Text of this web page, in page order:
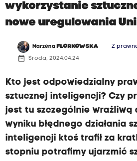
wykorzystanie
nowe uregulowania
Marzena FLORKOWSKA Z
date_range Środa, 2024.04.24
Kto jest odpowiedzialny
sztucznej inteligencji? Czy
jest tu szczególnie wrażliwą
wyniku błędnego działania
inteligencji ktoś trafił za
stopniu potrafimy ujarzmić